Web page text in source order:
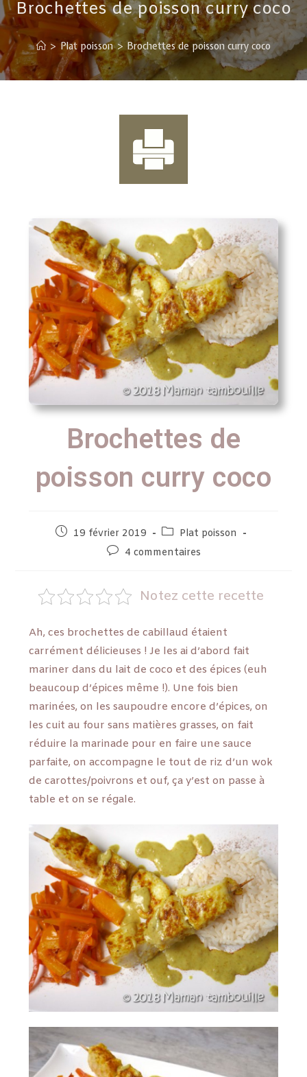
Brochettes de poisson curry coco
> Plat poisson > Brochettes de poisson curry coco
Brochettes de
poisson curry coco
19 février 2019
Plat poisson
4 commentaires
Notez cette recette
Ah, ces brochettes de cabillaud étaient
carrément délicieuses ! Je les ai d’abord fait
mariner dans du lait de coco et des épices (euh
beaucoup d’épices même !). Une fois bien
marinées, on les saupoudre encore d’épices, on
les cuit au four sans matières grasses, on fait
réduire la marinade pour en faire une sauce
parfaite, on accompagne le tout de riz d’un wok
de carottes/poivrons et ouf, ça y’est on passe à
table et on se régale.